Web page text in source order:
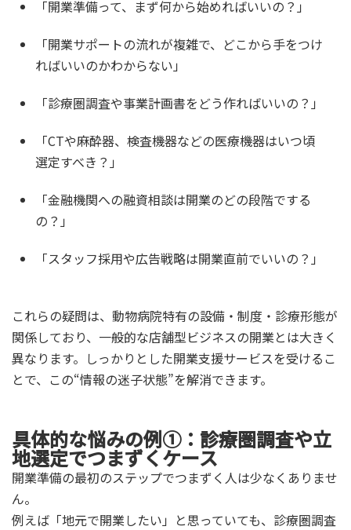
「開業準備って、まず何から始めればいいの？」
「開業サポートの流れが複雑で、どこから手をつけ
ればいいのかわからない」
「診療圏調査や事業計画書をどう作ればいいの？」
「CTや麻酔器、検査機器などの医療機器はいつ頃
選定すべき？」
「金融機関への融資相談は開業のどの段階でする
の？」
「スタッフ採用や広告戦略は開業直前でいいの？」
これらの疑問は、動物病院特有の設備・制度・診療形態が
関係しており、一般的な店舗型ビジネスの開業とは大きく
異なります。しっかりとした開業支援サービスを受けるこ
とで、この“情報の迷子状態”を解消できます。
具体的な悩みの例①：診療圏調査や立
地選定でつまずくケース
開業準備の最初のステップでつまずく人は少なくありませ
ん。
例えば「地元で開業したい」と思っていても、診療圏調査